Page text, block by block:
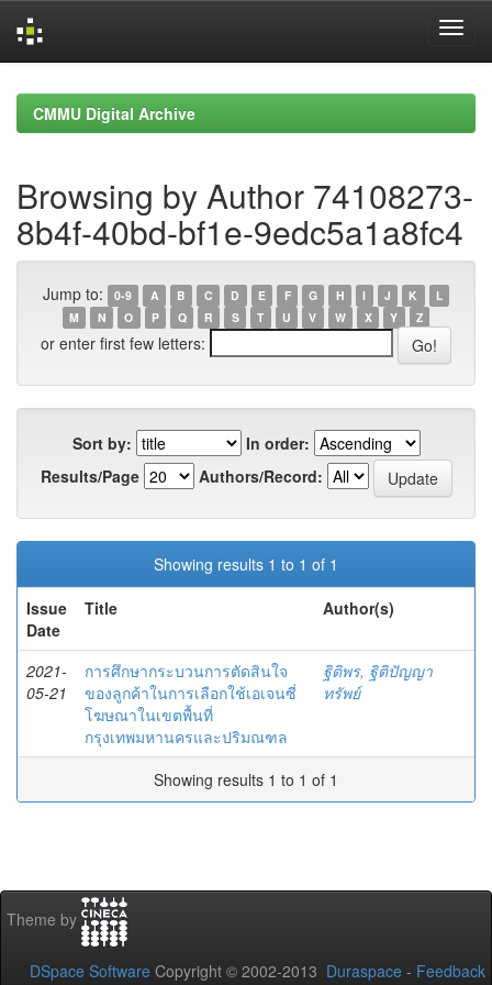
navigationCMMU Digital Archive
Browsing by Author 74108273-
8b4f-40bd-bf1e-9edc5a1a8fc4
Jump to: 0-9 A B C D E F G H I J K
L
M
N O P Q R S T U V W X Y Z
or enter first few letters:
Sort by:
In order:
Results/Page
Authors/Record:
Showing results 1 to 1 of 1
Issue
Date
Title Author(s)
2021-
05-21
การศึกษากระบวนการตัดสินใจ
ของลูกค้าในการเลือกใช้เอเจนซี่
โฆษณาในเขตพื้นที่
กรุงเทพมหานครและปริมณฑล
ฐิติพร, ฐิติปัญญา
ทรัพย์
Showing results 1 to 1 of 1
Theme by
DSpace Software Copyright © 2002-2013 Duraspace - Feedback